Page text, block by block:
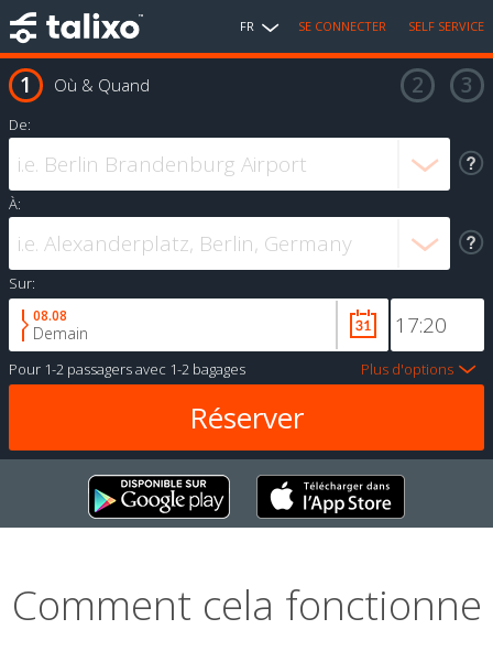
FR SE CONNECTER SELF SERVICE
Où & Quand
De:
À:
Sur:
08.08
Demain
Pour 1-2 passagersavec 1-2 bagages Plus d'options
Comment cela fonctionne